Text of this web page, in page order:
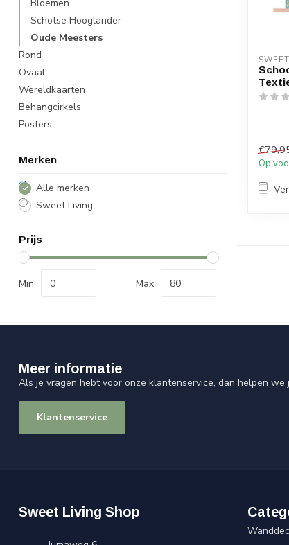
Bloemen
Schotse Hooglander
Oude Meesters
Rond
Ovaal
Wereldkaarten
Behangcirkels
Posters
Merken
Alle merken
Sweet Living
Prijs
Min Max
Op
Meer informatie
Als je vragen hebt voor onze klantenservice, dan helpen we
Klantenservice
Sweet Living Shop